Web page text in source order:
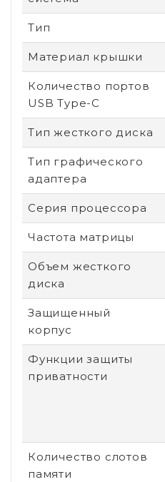
Тип
Материал крышки
Количество портов
USB Type-C
Тип жесткого диска
Тип графического
адаптера
Серия процессора
Частота матрицы
Объем жесткого
диска
Защищенный
корпус
Функции защиты
приватности
Количество слотов
памяти